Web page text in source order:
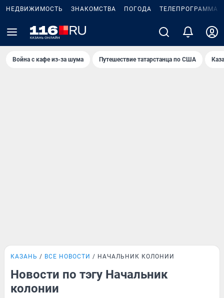
НЕДВИЖИМОСТЬ ЗНАКОМСТВА ПОГОДА ТЕЛЕПРОГРАММА
Война с кафе из-за шума Путешествие татарстанца по США
КАЗАНЬ ВСЕ НОВОСТИ НАЧАЛЬНИК КОЛОНИИ
Новости по тэгу Начальник
колонии